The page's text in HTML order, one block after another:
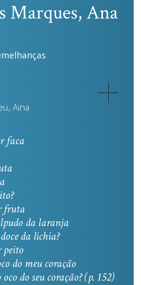
Marques, Ana
Aina
faca
fruta
da laranja
da lichia?
peito
do meu coração
do seu coração? (p. 152)